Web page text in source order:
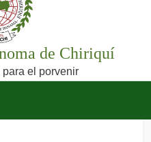
de Chiriquí
para el porvenir